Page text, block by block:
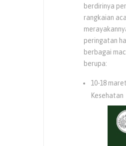
berdirinya
rangkaian
peringatan
berbagai
berupa:
10-18
Kesehatan